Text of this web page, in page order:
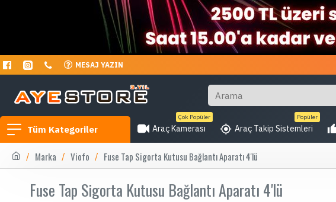
MESAJ YAZIN
Tüm Kategoriler Araç Kamerası
Çok Popüler
Araç Takip Sistemleri
Popüler
Marka Viofo Fuse Tap Sigorta Kutusu Bağlantı Aparatı 4'lü
Fuse Tap Sigorta Kutusu Bağlantı Aparatı 4'lü